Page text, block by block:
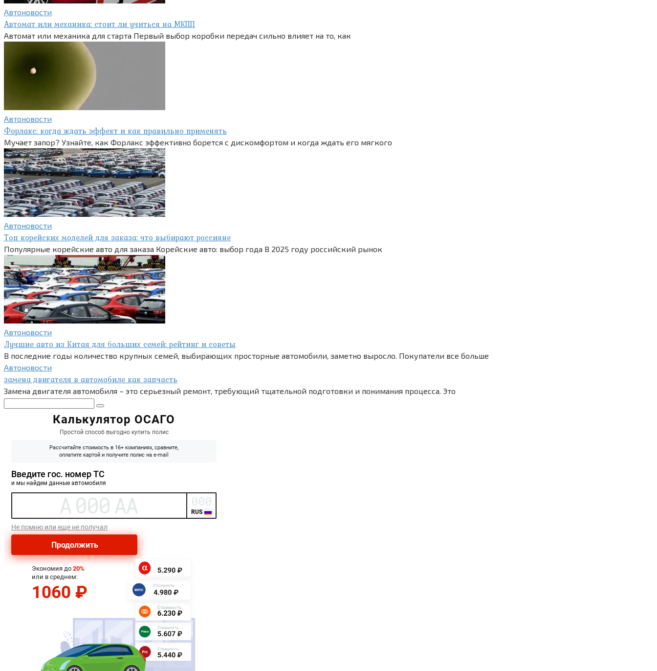
Автоновости
Автомат или механика: стоит ли учиться на МКПП
Автомат или механика для старта Первый выбор коробки передач сильно влияет на то, как
Автоновости
Форлакс: когда ждать эффект и как правильно применять
Мучает запор? Узнайте, как Форлакс эффективно борется с дискомфортом и когда ждать его мягкого
Автоновости
Топ корейских моделей для заказа: что выбирают россияне
Популярные корейские авто для заказа Корейские авто: выбор года В 2025 году российский рынок
Автоновости
Лучшие авто из Китая для больших семей: рейтинг и советы
В последние годы количество крупных семей, выбирающих просторные автомобили, заметно выросло. Покупатели все больше
Автоновости
замена двигателя в автомобиле как запчасть
Замена двигателя автомобиля – это серьезный ремонт, требующий тщательной подготовки и понимания процесса. Это